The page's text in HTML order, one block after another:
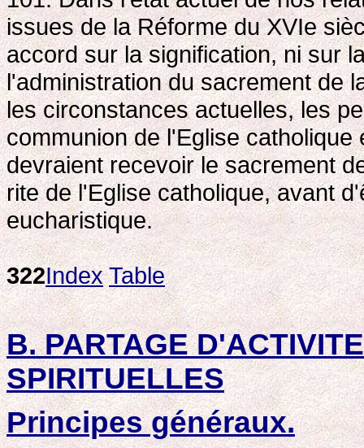
issues de la Réforme du XVIe
accord sur la signification, ni sur
l'administration du sacrement de
les circonstances actuelles, les
communion de l'Eglise
devraient recevoir le sacrement
rite de l'Eglise catholique, avant
eucharistique.
322Index Table
B. PARTAGE
SPIRITUELLES
Principes généraux.